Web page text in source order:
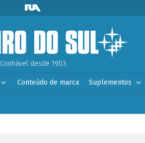
Confiável desde 1903.
Conteúdo de marca Suplementos